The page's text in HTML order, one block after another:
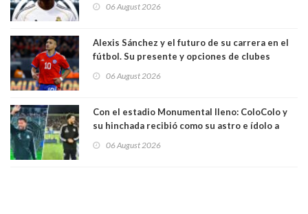
06 August 2026
Alexis Sánchez y el futuro de su carrera en el
fútbol. Su presente y opciones de clubes
06 August 2026
Con el estadio Monumental lleno: ColoColo y
su hinchada recibió como su astro e ídolo a
06 August 2026